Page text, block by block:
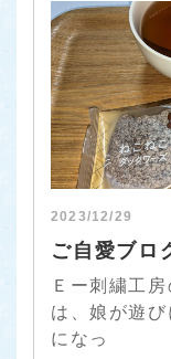
2023/12/29
ご自愛ブロ
Ｅー刺繍工
は、娘が遊
になっ